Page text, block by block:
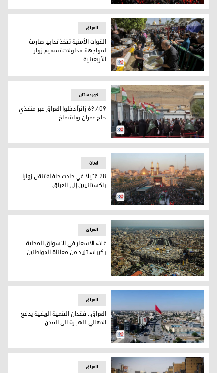
انخفاض أعداد الزوار الإيرانيين خلال زيارة الأربعينية بسبب
القوات الأمنية تتخذ تدابير صارمة لمواجهة محاولات تسميم زوار
العراق
القوات الأمنية تتخذ تدابير صارمة
لمواجهة محاولات تسميم زوار
الأربعينية
69.409 زائراً دخلوا العراق عبر منفذي حاج عمران وباشماخ
کوردستان
69.409 زائراً دخلوا العراق عبر منفذي
حاج عمران وباشماخ
28 قتيلا في حادث حافلة تنقل زوارا باكستانيين إلى العراق
إيران
28 قتيلا في حادث حافلة تنقل زوارا
باكستانيين إلى العراق
غلاء الاسعار في الاسواق المحلية بكربلاء تزيد من معاناة
العراق
غلاء الاسعار في الاسواق المحلية
بكربلاء تزيد من معاناة المواطنين
العراق.. فقدان التنمية الريفية يدفع الاهالي للهجرة الى المدن
العراق
العراق.. فقدان التنمية الريفية يدفع
الاهالي للهجرة الى المدن
العراق